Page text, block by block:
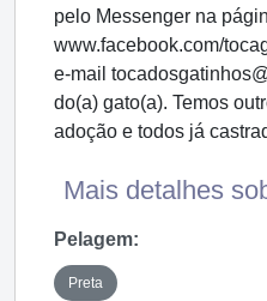
pelo Messenger na
www.facebook.com/
e-mail
do(a) gato(a). Temos
adoção e todos já
Mais detalhes
Pelagem:
Preta